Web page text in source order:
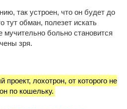
так устроен, что он будет до
тут обман, полезет искать
мучительно больно становится
зря.
проект, лохотрон, от которого не
по кошельку.